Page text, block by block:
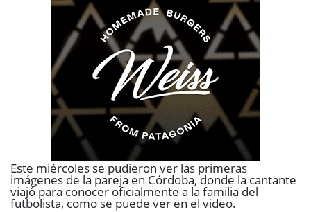
Este miércoles se pudieron ver las primeras
imágenes de la pareja en Córdoba, donde la cantante
viajó para conocer oficialmente a la familia del
futbolista, como se puede ver en el video.